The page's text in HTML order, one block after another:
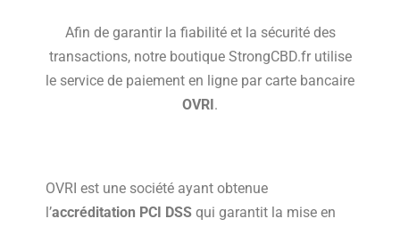
Afin de garantir la fiabilité et la sécurité des
transactions, notre boutique StrongCBD.fr utilise
le service de paiement en ligne par carte bancaire
OVRI.
OVRI est une société ayant obtenue
l’accréditation PCI DSS qui garantit la mise en